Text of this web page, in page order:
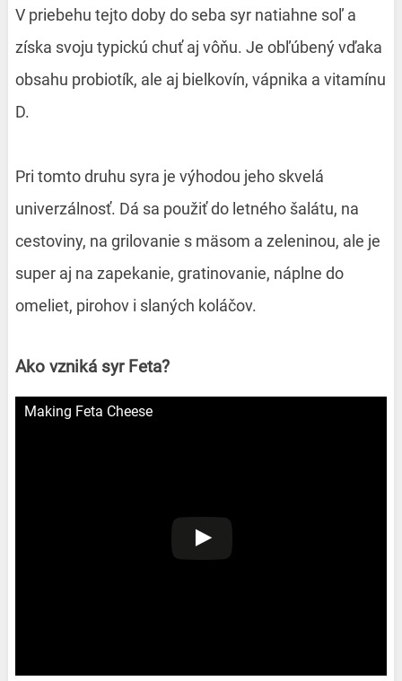
V priebehu tejto doby do seba syr natiahne soľ a
získa svoju typickú chuť aj vôňu. Je obľúbený vďaka
obsahu probiotík, ale aj bielkovín, vápnika a vitamínu
D.
Pri tomto druhu syra je výhodou jeho skvelá
univerzálnosť. Dá sa použiť do letného šalátu, na
cestoviny, na grilovanie s mäsom a zeleninou, ale je
super aj na zapekanie, gratinovanie, náplne do
omeliet, pirohov i slaných koláčov.
Ako vzniká syr Feta?
Making Feta Cheese